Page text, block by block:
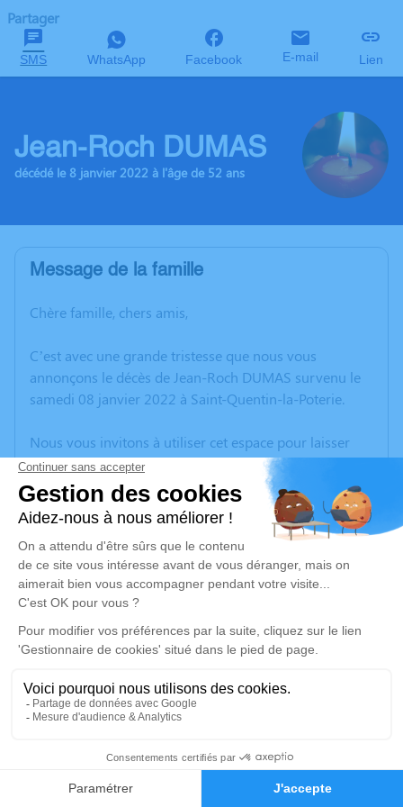
Faire-part Hommages
Partager
SMS WhatsApp Facebook E-mail Lien
Jean-Roch DUMAS
décédé le 8 janvier 2022 à l'âge de 52 ans
Message de la famille
Chère famille, chers amis,
C’est avec une grande tristesse que nous vous
annonçons le décès de Jean-Roch DUMAS survenu le
samedi 08 janvier 2022 à Saint-Quentin-la-Poterie.
Nous vous invitons à utiliser cet espace pour laisser
vos condoléances, partager des photos souvenirs, une
anecdote ou exprimer vos pensées à travers des
poèmes ou des textes. Cet endroit est un lieu
d'expression dédié à honorer la mémoire de Jean-Roch
DUMAS.
Un service de plantation d’arbre hommage est
disponible ici.
Je rends hommage
Crémation
Crématorium de Nimes - Gard de Nîmes
490 Rue Max Chabaud